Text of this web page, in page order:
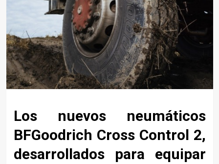
Los nuevos neumáticos
BFGoodrich Cross Control 2,
desarrollados para equipar